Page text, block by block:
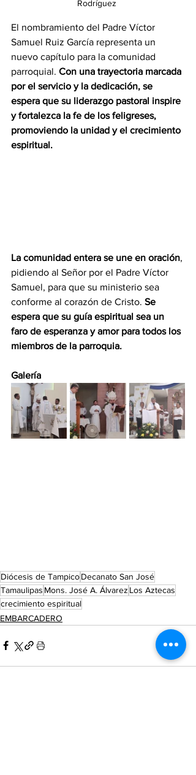
Rodríguez
El nombramiento del Padre Víctor
Samuel Ruiz García representa un
nuevo capítulo para la comunidad
parroquial. Con una trayectoria marcada
por el servicio y la dedicación, se
espera que su liderazgo pastoral inspire
y fortalezca la fe de los feligreses,
promoviendo la unidad y el crecimiento
espiritual.
La comunidad entera se une en oración,
pidiendo al Señor por el Padre Víctor
Samuel, para que su ministerio sea
conforme al corazón de Cristo. Se
espera que su guía espiritual sea un
faro de esperanza y amor para todos los
miembros de la parroquia.
Galería
Diócesis de TampicoDecanato San José
Tamaulipas Mons. José A. Álvarez Los Aztecas
crecimiento espiritual
EMBARCADERO